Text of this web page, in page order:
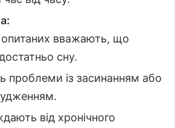
вважають, що
сну.
проблеми із засинанням або
від хронічного